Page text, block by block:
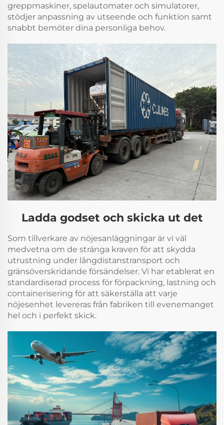
greppmaskiner, spelautomater och simulatorer,
stödjer anpassning av utseende och funktion samt
snabbt bemöter dina personliga behov.
Ladda godset och skicka ut det
Som tillverkare av nöjesanläggningar är vi väl
medvetna om de stränga kraven för att skydda
utrustning under långdistanstransport och
gränsöverskridande försändelser. Vi har etablerat en
standardiserad process för förpackning, lastning och
containerisering för att säkerställa att varje
nöjesenhet levereras från fabriken till evenemanget
hel och i perfekt skick.